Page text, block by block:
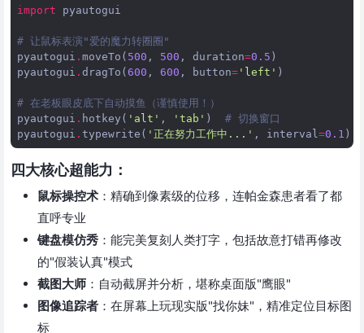
import pyautogui
# 让鼠标表演"爱的魔力转圈圈"
pyautogui . moveTo ( 500 , 500 , duration=0.5 )
pyautogui . dragTo (600 , 600 , button= 'left' )
# 在老板眼皮底下自动摸鱼（谨慎使用！）
pyautogui . hotkey ( 'alt' , 'tab' )
# 切换窗口
pyautogui . typewrite ( '正在努力工作中...' , interval =0.1 )
四大核心超能力：
鼠标操控术 ：精确到像素级的位移，连帕金森患者看了都
直呼专业
键盘模仿秀 ：能完美复刻人类打字，包括故意打错再修改
的"假装认真"模式
截图大师 ：自动截屏并分析，堪称桌面版"鹰眼"
图像追踪者 ：在屏幕上玩现实版"找你妹"，精准定位目标图
标